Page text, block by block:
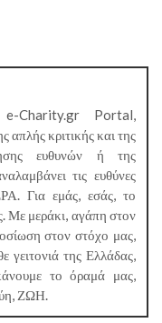
Charity.gr Portal,
απλής κριτικής και της
ευθυνών ή της
τις ευθύνες
Για εμάς, εσάς, το
Με μεράκι, αγάπη στον
στον στόχο μας,
γειτονιά της Ελλάδας,
το όραμά μας,
ΖΩΗ.